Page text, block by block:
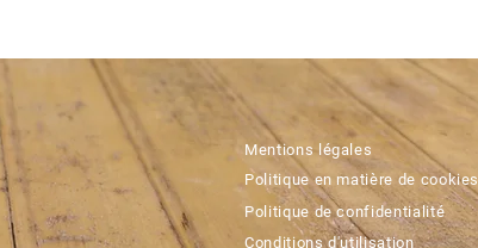
Mentions légales
Politique en matière de cookies
Politique de confidentialité
Conditions d'utilisation